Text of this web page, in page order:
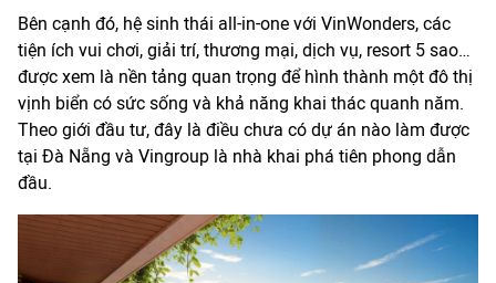
Bên cạnh đó, hệ sinh thái all-in-one với VinWonders, các
tiện ích vui chơi, giải trí, thương mại, dịch vụ, resort 5 sao…
được xem là nền tảng quan trọng để hình thành một đô thị
vịnh biển có sức sống và khả năng khai thác quanh năm.
Theo giới đầu tư, đây là điều chưa có dự án nào làm được
tại Đà Nẵng và Vingroup là nhà khai phá tiên phong dẫn
đầu.